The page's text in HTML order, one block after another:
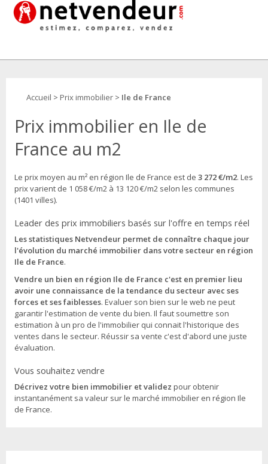
Accueil > Prix immobilier > Ile de France
Prix immobilier en Ile de
France au m2
Le prix moyen au m² en région Ile de France est de 3 272 €/m2. Les
prix varient de 1 058 €/m2 à 13 120 €/m2 selon les communes
(1401 villes).
Leader des prix immobiliers basés sur l'offre en temps réel
Les statistiques Netvendeur permet de connaître chaque jour
l'évolution du marché immobilier dans votre secteur en région
Ile de France.
Vendre un bien en région Ile de France c'est en premier lieu
avoir une connaissance de la tendance du secteur avec ses
forces et ses faiblesses. Evaluer son bien sur le web ne peut
garantir l'estimation de vente du bien. Il faut soumettre son
estimation à un pro de l'immobilier qui connait l'historique des
ventes dans le secteur. Réussir sa vente c'est d'abord une juste
évaluation.
Vous souhaitez vendre
Décrivez votre bien immobilier et validez pour obtenir
instantanément sa valeur sur le marché immobilier en région Ile
de France.